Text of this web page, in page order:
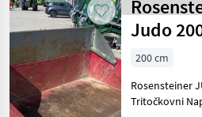
traktorje /
Judo
200 cm
Rosensteiner
Tritočkovni Naprava je na